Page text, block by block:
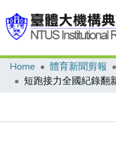
Communities & Collections
Home 體育新聞剪報